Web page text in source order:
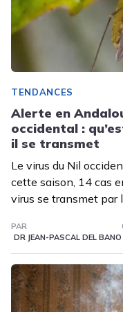
TENDANCES
Alerte en
occidental :
il se transmet
Le virus du Nil
cette saison, 14 cas
virus se transmet par
PAR
DR JEAN-PASCAL DEL BANO